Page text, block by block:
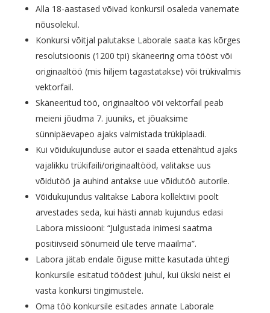
Alla 18-aastased võivad konkursil osaleda vanemate
nõusolekul.
Konkursi võitjal palutakse Laborale saata kas kõrges
resolutsioonis (1200 tpi) skäneering oma tööst või
originaaltöö (mis hiljem tagastatakse) või trükivalmis
vektorfail.
Skäneeritud töö, originaaltöö või vektorfail peab
meieni jõudma 7. juuniks, et jõuaksime
sünnipäevapeo ajaks valmistada trükiplaadi.
Kui võidukujunduse autor ei saada ettenähtud ajaks
vajalikku trükifaili/originaaltööd, valitakse uus
võidutöö ja auhind antakse uue võidutöö autorile.
Võidukujundus valitakse Labora kollektiivi poolt
arvestades seda, kui hästi annab kujundus edasi
Labora missiooni: “Julgustada inimesi saatma
positiivseid sõnumeid üle terve maailma”.
Labora jätab endale õiguse mitte kasutada ühtegi
konkursile esitatud töödest juhul, kui ükski neist ei
vasta konkursi tingimustele.
Oma töö konkursile esitades annate Laborale